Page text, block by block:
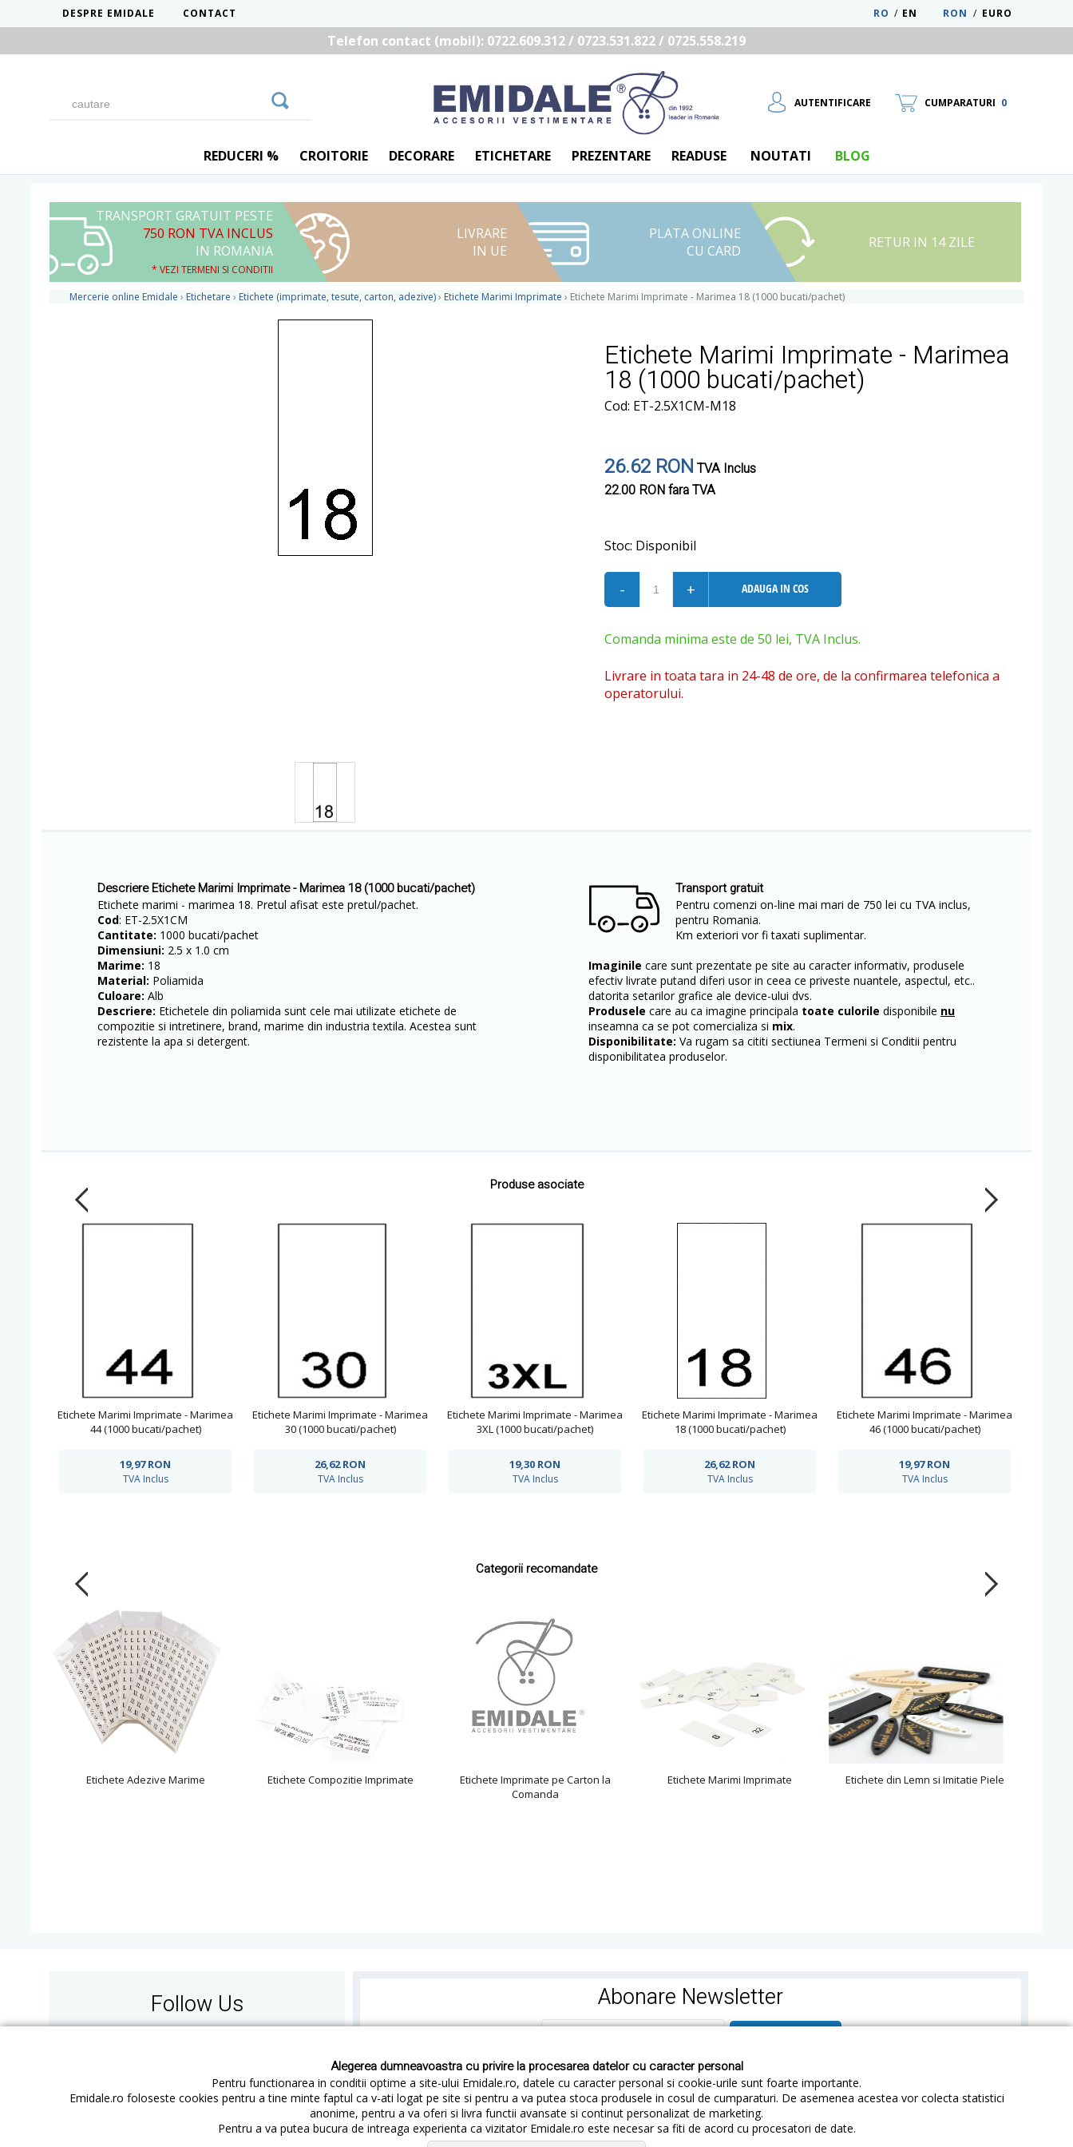
Alegerea dumneavoastra cu privire la procesarea datelor cu caracter personal
Pentru functionarea in conditii optime a site-ului Emidale.ro, datele cu caracter personal si cookie-urile sunt foarte importante.
Emidale.ro foloseste cookies pentru a tine minte faptul ca v-ati logat pe site si pentru a va putea stoca produsele in cosul de cumparaturi. De asemenea acestea vor colecta statistici
anonime, pentru a va oferi si livra functii avansate si continut personalizat de marketing.
Pentru a va putea bucura de intreaga experienta ca vizitator Emidale.ro este necesar sa fiti de acord cu procesatori de date.
DESPRE EMIDALE CONTACT RON / EURO
EN
/
RO
Telefon contact (mobil): 0722.609.312 / 0723.531.822 / 0725.558.219
AUTENTIFICARE
UTILIZATOR NOU
RECUPEREAZA PAROLA
CUMPARATURI 0
REDUCERI % CROITORIE DECORARE ETICHETARE PREZENTARE READUSE NOUTATI BLOG
TRANSPORT GRATUIT PESTE
750 RON TVA INCLUS
IN ROMANIA
* VEZI TERMENI SI CONDITII
LIVRARE
IN UE
PLATA ONLINE
CU CARD
RETUR IN 14 ZILE
Mercerie online Emidale › Etichetare › Etichete (imprimate, tesute, carton, adezive)› Etichete Marimi Imprimate › Etichete Marimi Imprimate - Marimea 18 (1000 bucati/pachet)
Etichete Marimi Imprimate - Marimea
18 (1000 bucati/pachet)
Cod: ET-2.5X1CM-M18
26.62 RON TVA Inclus
22.00 RONfara TVA
Stoc: Disponibil
- + ADAUGA IN COS
Comanda minima este de 50 lei, TVA Inclus.
Livrare in toata tara in 24-48 de ore, de la confirmarea telefonica a
operatorului.
Descriere Etichete Marimi Imprimate - Marimea 18 (1000 bucati/pachet)
Etichete marimi - marimea 18. Pretul afisat este pretul/pachet.
Cod: ET-2.5X1CM
Cantitate: 1000 bucati/pachet
Dimensiuni: 2.5 x 1.0 cm
Marime: 18
Material: Poliamida
Culoare: Alb
Descriere: Etichetele din poliamida sunt cele mai utilizate etichete de
compozitie si intretinere, brand, marime din industria textila. Acestea sunt
rezistente la apa si detergent.
Transport gratuit
Pentru comenzi on-line mai mari de 750 lei cu TVA inclus,
pentru Romania.
Km exteriori vor fi taxati suplimentar.
Imaginile care sunt prezentate pe site au caracter informativ, produsele
efectiv livrate putand diferi usor in ceea ce priveste nuantele, aspectul, etc..
datorita setarilor grafice ale device-ului dvs.
Produsele care au ca imagine principala toate culorile disponibile nu
inseamna ca se pot comercializa si mix.
Disponibilitate: Va rugam sa cititi sectiunea Termeni si Conditii pentru
disponibilitatea produselor.
Produse asociate
Etichete Marimi Imprimate - Marimea
44 (1000 bucati/pachet)
19,97RON
TVA Inclus
Etichete Marimi Imprimate - Marimea
30 (1000 bucati/pachet)
26,62RON
TVA Inclus
Etichete Marimi Imprimate - Marimea
3XL (1000 bucati/pachet)
19,30 RON
TVA Inclus
Etichete Marimi Imprimate - Marimea
18 (1000 bucati/pachet)
26,62RON
TVA Inclus
Etichete Marimi Imprimate - Marimea
46 (1000 bucati/pachet)
19,97RON
TVA Inclus
Categorii recomandate
Etichete Adezive Marime Etichete Compozitie Imprimate
Etichete Imprimate pe Carton la
Comanda
Etichete Marimi Imprimate Etichete din Lemn si Imitatie Piele
Follow Us Abonare Newsletter
Cum cumperi Cum platesc Cum livram Cum returnezi Termeni si Conditii Confidentialitate Sitemap